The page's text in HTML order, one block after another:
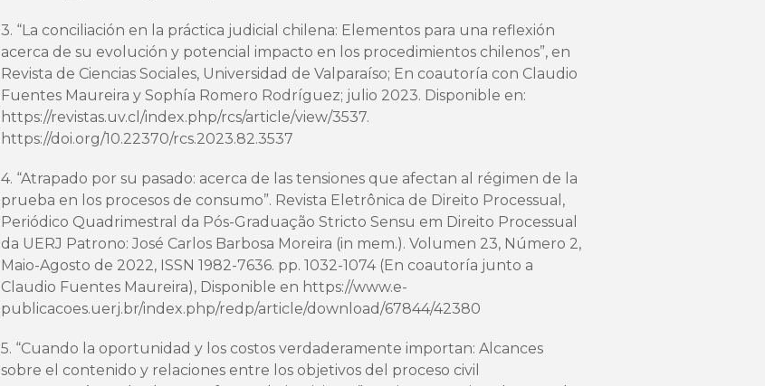
3. “La conciliación en la práctica judicial chilena: Elementos para una reflexión
acerca de su evolución y potencial impacto en los procedimientos chilenos”, en
Revista de Ciencias Sociales, Universidad de Valparaíso; En coautoría con Claudio
Fuentes Maureira y Sophía Romero Rodríguez; julio 2023. Disponible en:
https://revistas.uv.cl/index.php/rcs/article/view/3537.
https://doi.org/10.22370/rcs.2023.82.3537
4. “Atrapado por su pasado: acerca de las tensiones que afectan al régimen de la
prueba en los procesos de consumo”. Revista Eletrônica de Direito Processual,
Periódico Quadrimestral da Pós-Graduação Stricto Sensu em Direito Processual
da UERJ Patrono: José Carlos Barbosa Moreira (in mem.). Volumen 23, Número 2,
Maio-Agosto de 2022, ISSN 1982-7636. pp. 1032-1074 (En coautoría junto a
Claudio Fuentes Maureira), Disponible en https://www.e-
publicacoes.uerj.br/index.php/redp/article/download/67844/42380
5. “Cuando la oportunidad y los costos verdaderamente importan: Alcances
sobre el contenido y relaciones entre los objetivos del proceso civil